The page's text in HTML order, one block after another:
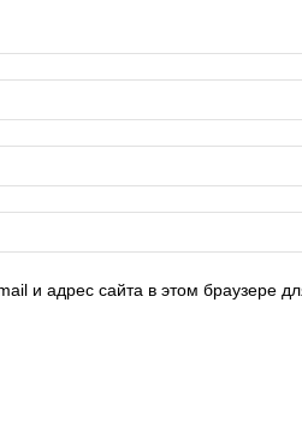
и адрес сайта в этом браузере